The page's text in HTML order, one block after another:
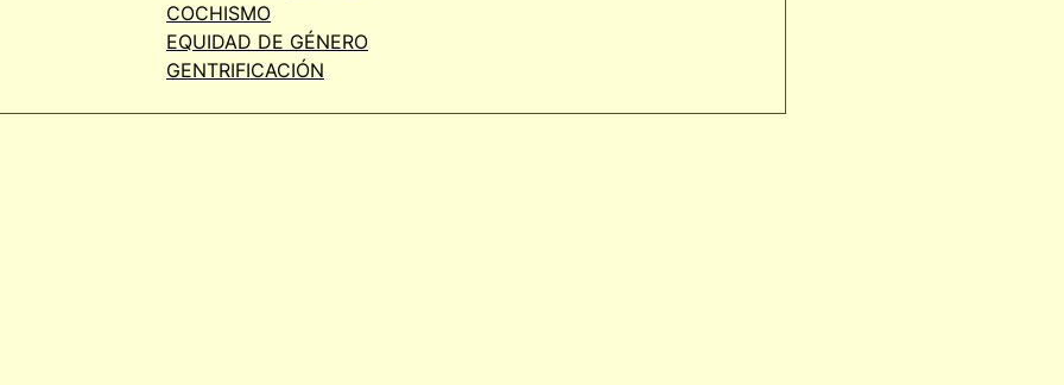
COCHISMO
EQUIDAD DE GÉNERO
GENTRIFICACIÓN